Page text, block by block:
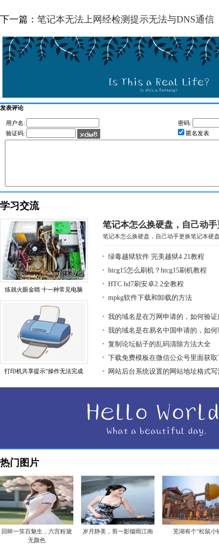
下一篇： 笔记本无法上网经检测提示无法与DNS通信
发表评论
用户名:
密码:
验证码:
匿名发表
学习交流
练就火眼金睛 十一种常见电脑
打印机共享提示“操作无法完成
笔记本怎么换硬盘，自己动
笔记本怎么换硬盘，自己动手更换笔记本硬
绿毒越狱软件 完美越狱4.21教程
htcg15怎么刷机？htcg15刷机教程
HTC hd7刷安卓2.2全教程
mpkg软件下载和卸载的方法
我的域名是在万网申请的，如何验
我的域名是在易名中国申请的，如
复制论坛贴子的乱码清除方法大全
下载免费模板在微信公众号里面获
网站后台系统设置的网站地址格式写
热门图片
回眸一笑百魅生，六宫粉黛
无颜色
岁月静美，剪一影烟雨江南 芜湖有个“松鼠小